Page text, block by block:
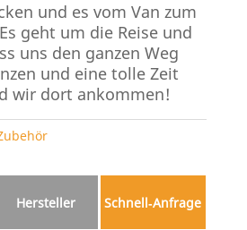
und es vom Van zum
geht um die Reise und
uns den ganzen Weg
und eine tolle Zeit
wir dort ankommen!
Hersteller Schnell‑Anfrage